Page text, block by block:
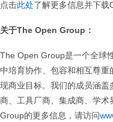
点击此处了解更多信息并下载
关于The Open Group：
The Open Group是一个全球
中培育协作、包容和相互尊
现商业目标。我们的成员涵
商、工具厂商、集成商、学
Group的更多信息，请访问